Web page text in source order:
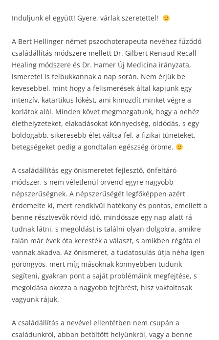
Induljunk el együtt! Gyere, várlak szeretettel!
A Bert Hellinger német pszochoterapeuta nevéhez fűződő
családállítás módszere mellett Dr. Gilbert Renaud Recall
Healing módszere és Dr. Hamer Új Medicina irányzata,
ismeretei is felbukkannak a nap során. Nem érjük be
kevesebbel, mint hogy a felismerések által kapjunk egy
intenzív, katartikus lökést, ami kimozdít minket végre a
korlátok alól. Minden követ megmozgatunk, hogy a nehéz
élethelyzeteket, elakadásokat könnyedség, oldódás, s egy
boldogabb, sikeresebb élet váltsa fel, a fizikai tüneteket,
betegségeket pedig a gondtalan egészség öröme.
A családállítás egy önismeretet fejlesztő, önfeltáró
módszer, s nem véletlenül örvend egyre nagyobb
népszerűségnek. A népszerűségét legfőképpen azért
érdemelte ki, mert rendkívül hatékony és pontos, emellett a
benne résztvevők rövid idő, mindössze egy nap alatt rá
tudnak látni, s megoldást is találni olyan dolgokra, amikre
talán már évek óta keresték a választ, s amikben régóta el
vannak akadva. Az önismeret, a tudatosulás útja néha igen
göröngyös, mert míg másoknak könnyebben tudunk
segíteni, gyakran pont a saját problémáink megfejtése, s
megoldása okozza a nagyobb fejtörést, hisz vakfoltosak
vagyunk rájuk.
A családállítás a nevével ellentétben nem csupán a
családunkról, abban betöltött helyünkről, vagy a benne